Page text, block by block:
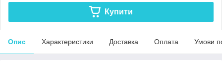
Купити
Опис Характеристики Доставка Оплата Умови